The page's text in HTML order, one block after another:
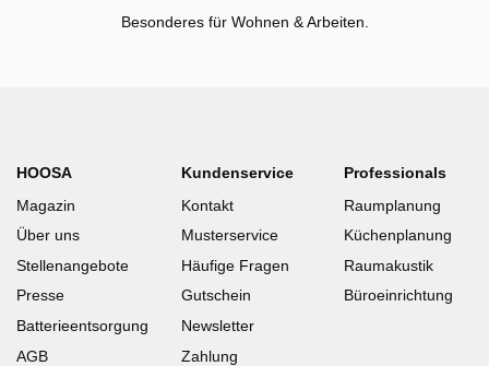
Besonderes für Wohnen & Arbeiten.
HOOSA
Magazin
Über uns
Stellenangebote
Presse
Batterieentsorgung
AGB
Kundenservice
Kontakt
Musterservice
Häufige Fragen
Gutschein
Newsletter
Zahlung
Professionals
Raumplanung
Küchenplanung
Raumakustik
Büroeinrichtung